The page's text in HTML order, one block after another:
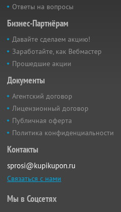
Ответы на вопросы
Бизнес-Партнёрам
Давайте сделаем акцию!
Заработайте, как Вебмастер
Прошедшие акции
Документы
Агентский договор
Лицензионный договор
Публичная оферта
Политика конфиденциальности
Контакты
sprosi@kupikupon.ru
Связаться с нами
Мы в Соцсетях